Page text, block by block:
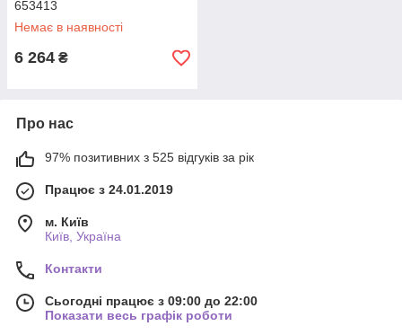
653413
Немає в наявності
6 264 ₴
Про нас
97% позитивних з 525 відгуків за рік
Працює з 24.01.2019
м. Київ
Київ, Україна
Контакти
Сьогодні працює з 09:00 до 22:00
Показати весь графік роботи